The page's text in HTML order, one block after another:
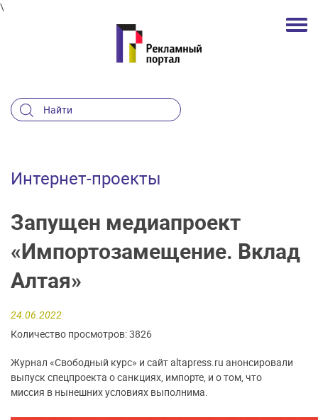
\
Интернет-проекты
Запущен медиапроект
«Импортозамещение. Вклад
Алтая»
24.06.2022
Количество просмотров: 3826
Журнал «Свободный курс» и сайт altapress.ru анонсировали
выпуск спецпроекта о санкциях, импорте, и о том, что
миссия в нынешних условиях выполнима.